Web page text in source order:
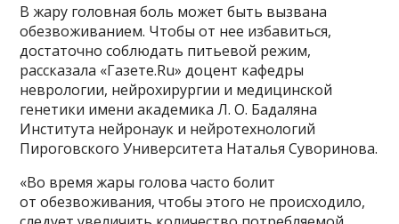
В жару головная боль может быть вызвана
обезвоживанием. Чтобы от нее избавиться,
достаточно соблюдать питьевой режим,
рассказала «Газете.Ru» доцент кафедры
неврологии, нейрохирургии и медицинской
генетики имени академика Л. О. Бадаляна
Института нейронаук и нейротехнологий
Пироговского Университета Наталья Суворинова.
«Во время жары голова часто болит
от обезвоживания, чтобы этого не происходило,